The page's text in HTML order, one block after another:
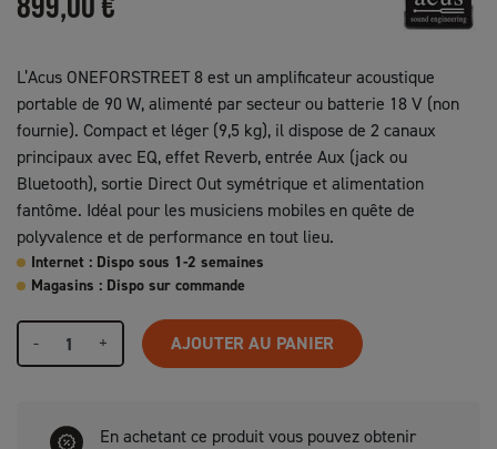
L’Acus ONEFORSTREET 8 est un amplificateur acoustique
portable de 90 W, alimenté par secteur ou batterie 18 V (non
fournie). Compact et léger (9,5 kg), il dispose de 2 canaux
principaux avec EQ, effet Reverb, entrée Aux (jack ou
Bluetooth), sortie Direct Out symétrique et alimentation
fantôme. Idéal pour les musiciens mobiles en quête de
polyvalence et de performance en tout lieu.
Internet : Dispo sous 1-2 semaines
Magasins : Dispo sur commande
- + AJOUTER AU PANIER
En achetant ce produit vous pouvez obtenir